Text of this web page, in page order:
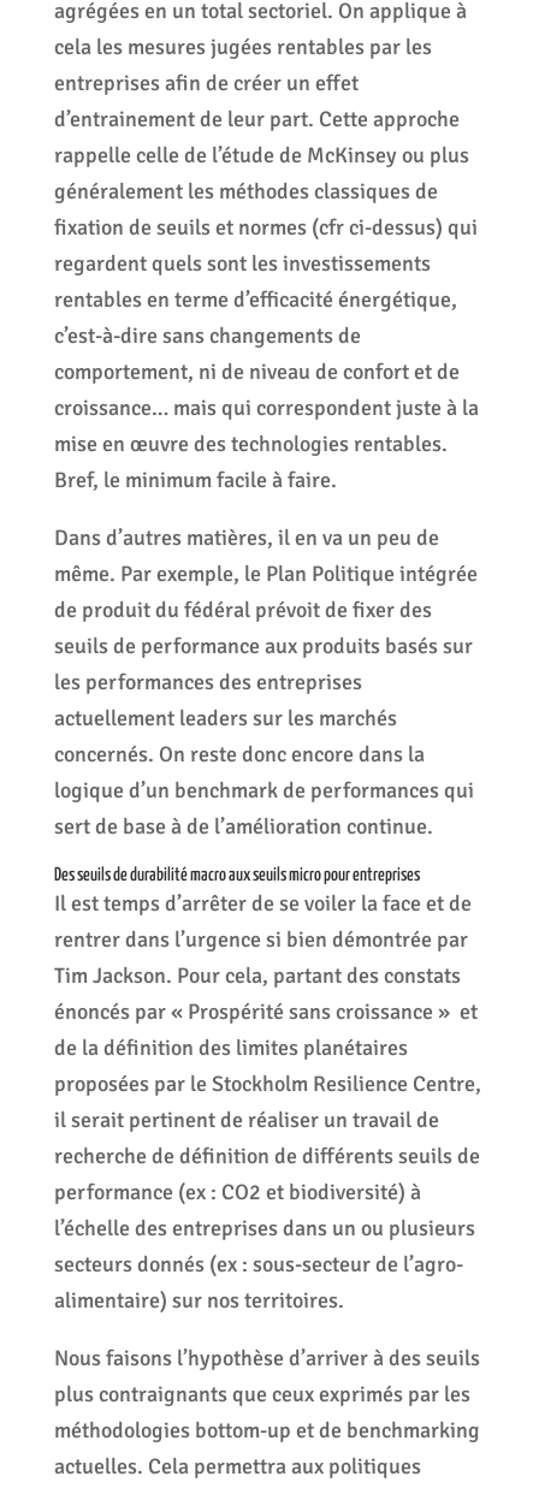
agrégées en un total sectoriel. On applique à
cela les mesures jugées rentables par les
entreprises afin de créer un effet
d’entrainement de leur part. Cette approche
rappelle celle de l’étude de McKinsey ou plus
généralement les méthodes classiques de
fixation de seuils et normes (cfr ci-dessus) qui
regardent quels sont les investissements
rentables en terme d’efficacité énergétique,
c’est-à-dire sans changements de
comportement, ni de niveau de confort et de
croissance… mais qui correspondent juste à la
mise en œuvre des technologies rentables.
Bref, le minimum facile à faire.
Dans d’autres matières, il en va un peu de
même. Par exemple, le Plan Politique intégrée
de produit du fédéral prévoit de fixer des
seuils de performance aux produits basés sur
les performances des entreprises
actuellement leaders sur les marchés
concernés. On reste donc encore dans la
logique d’un benchmark de performances qui
sert de base à de l’amélioration continue.
Des seuils de durabilité macro aux seuils micro pour entreprises
Il est temps d’arrêter de se voiler la face et de
rentrer dans l’urgence si bien démontrée par
Tim Jackson. Pour cela, partant des constats
énoncés par « Prospérité sans croissance » et
de la définition des limites planétaires
proposées par le Stockholm Resilience Centre,
il serait pertinent de réaliser un travail de
recherche de définition de différents seuils de
performance (ex : CO2 et biodiversité) à
l’échelle des entreprises dans un ou plusieurs
secteurs donnés (ex : sous-secteur de l’agro-
alimentaire) sur nos territoires.
Nous faisons l’hypothèse d’arriver à des seuils
plus contraignants que ceux exprimés par les
méthodologies bottom-up et de benchmarking
actuelles. Cela permettra aux politiques